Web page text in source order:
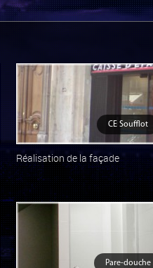
CE Soufflot
Réalisation de la façade
Pare-douche